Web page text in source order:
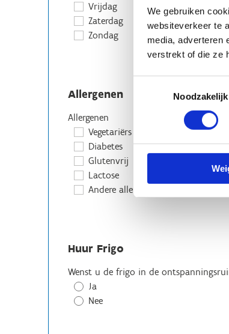
We gebruiken
websiteverkeer te
media, adverteren
verstrekt of die ze
Noodzakelijk
Vrijdag
Zaterdag
Zondag
Allergenen
Allergenen
Vegetariërs
Diabetes
Glutenvrij
Lactose
Andere allergieën
Huur Frigo
Wenst u de frigo in de
Ja
Nee